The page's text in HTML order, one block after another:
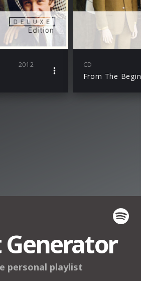
2012 CD
From The